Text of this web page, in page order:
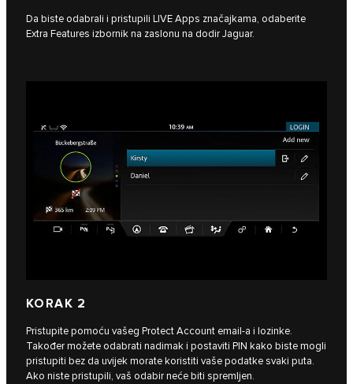
Da biste odabrali i pristupili LIVE Apps značajkama, odaberite
Extra Features izbornik na zaslonu na dodir Jaguar.
KORAK 2
Pristupite pomoću vašeg Protect Account email-a i lozinke.
Također možete odabrati nadimak i postaviti PIN kako biste mogli
pristupiti bez da uvijek morate koristiti vaše podatke svaki puta.
Ako niste pristupili, vaš odabir neće biti spremljen.